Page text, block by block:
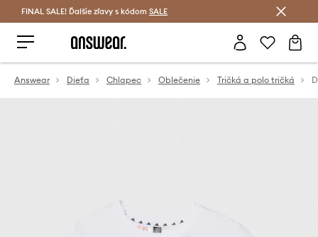
Šetrite s Answear Club >
FINAL SALE! Ďalšie zľavy s kódom SALE
Answear Dieťa Chlapec Oblečenie Tričká a polo tričká